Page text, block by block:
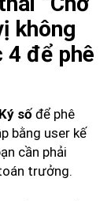
không
4 để phê
Ký số để phê
bằng user kế
cần phải
trưởng.